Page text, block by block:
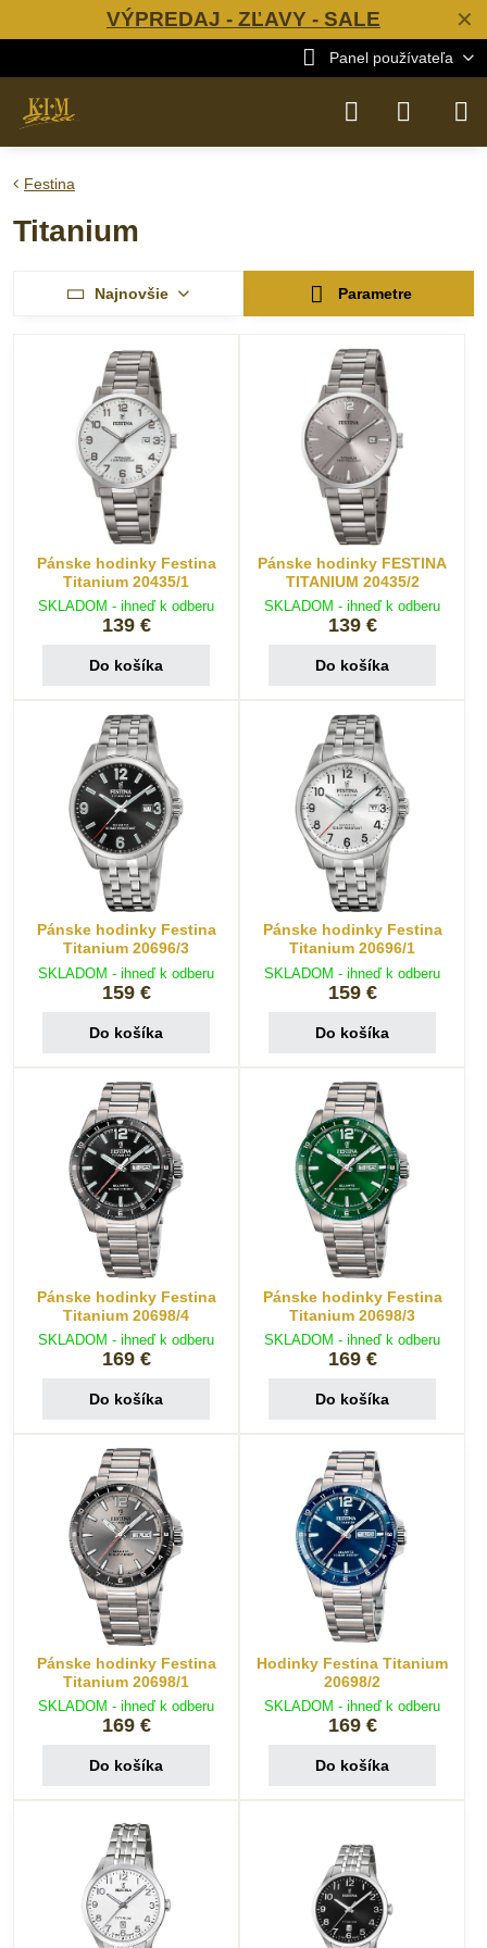
✕
VÝPREDAJ - ZĽAVY - SALE
Panel používateľa
Festina
Titanium
Najnovšie Parametre
Pánske hodinky Festina
Titanium 20435/1
SKLADOM - ihneď k odberu
139 €
Do košíka
Pánske hodinky FESTINA
TITANIUM 20435/2
SKLADOM - ihneď k odberu
139 €
Do košíka
Pánske hodinky Festina
Titanium 20696/3
SKLADOM - ihneď k odberu
159 €
Do košíka
Pánske hodinky Festina
Titanium 20696/1
SKLADOM - ihneď k odberu
159 €
Do košíka
Pánske hodinky Festina
Titanium 20698/4
SKLADOM - ihneď k odberu
169 €
Do košíka
Pánske hodinky Festina
Titanium 20698/3
SKLADOM - ihneď k odberu
169 €
Do košíka
Pánske hodinky Festina
Titanium 20698/1
SKLADOM - ihneď k odberu
169 €
Do košíka
Hodinky Festina Titanium
20698/2
SKLADOM - ihneď k odberu
169 €
Do košíka